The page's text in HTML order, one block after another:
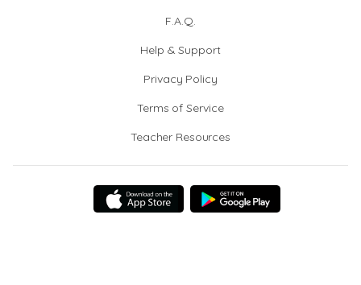
F.A.Q.
Help & Support
Privacy Policy
Terms of Service
Teacher Resources